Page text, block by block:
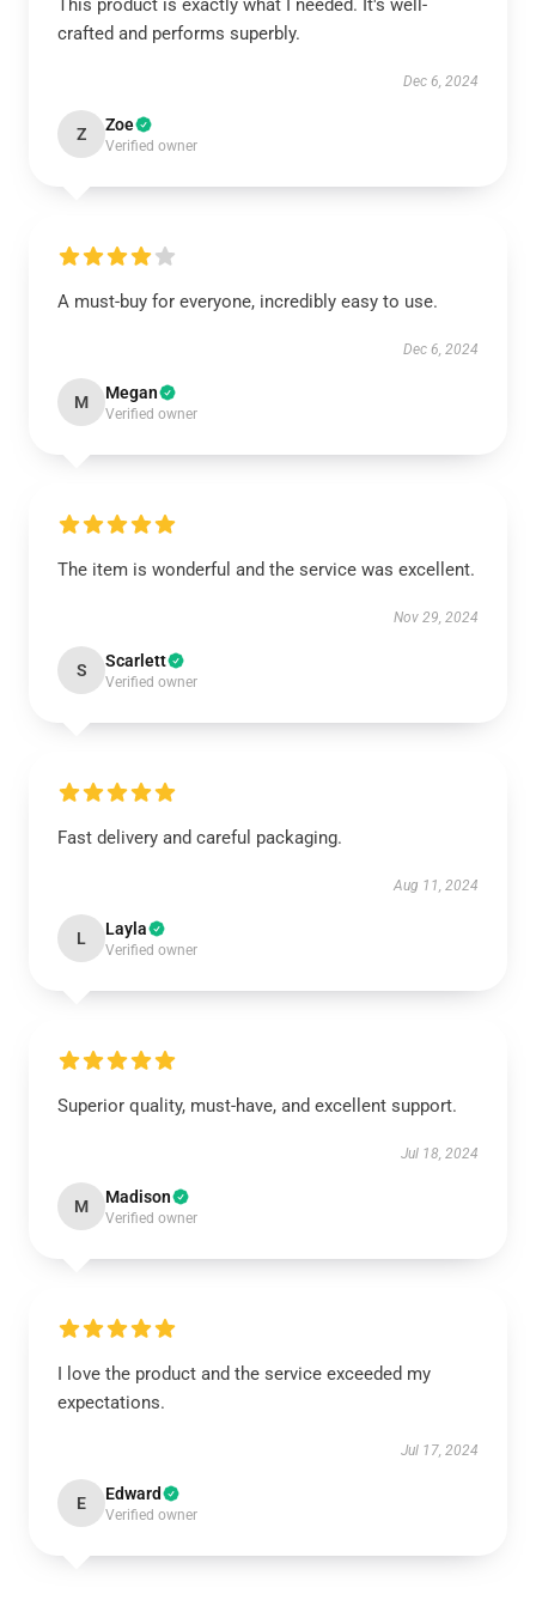
This product is exactly what I needed. It's well-
crafted and performs superbly.
Dec 6, 2024
Z Zoe
Verified owner
A must-buy for everyone, incredibly easy to use.
Dec 6, 2024
M Megan
Verified owner
The item is wonderful and the service was excellent.
Nov 29, 2024
S Scarlett
Verified owner
Fast delivery and careful packaging.
Aug 11, 2024
L Layla
Verified owner
Superior quality, must-have, and excellent support.
Jul 18, 2024
M Madison
Verified owner
I love the product and the service exceeded my
expectations.
Jul 17, 2024
E Edward
Verified owner